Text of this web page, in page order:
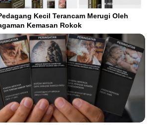
Kecil Terancam Merugi Oleh
Kemasan Rokok